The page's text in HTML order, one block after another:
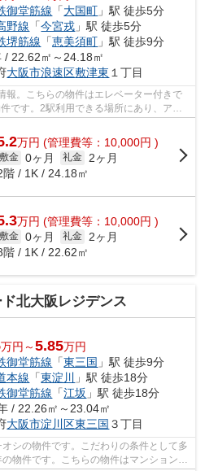
御堂筋線 「大国町 」駅 徒歩5分
野線 「今宮戎 」駅 徒歩5分
堺筋線 「恵美須町 」駅 徒歩9分
/ 22.62㎡～24.18㎡
大阪市浪速区敷津東 １丁目
報。こちらの物件はエレベーター付きで
です。2駅利用できる場所にあり、アク
万円 (管理費等：10,000円 )
敷金 0ヶ月 礼金
2ヶ月
階 / 1K / 24.18㎡
万円 (管理費等：10,000円 )
敷金 0ヶ月 礼金
2ヶ月
階 / 1K / 22.62㎡
北大阪レジデンス
万円～5.85万円
御堂筋線 「東三国 」駅 徒歩9分
本線 「東淀川
」駅 徒歩18分
御堂筋線 「江坂 」駅 徒歩18分
/ 22.26㎡～23.04㎡
大阪市淀川区東三国 ３丁目
シの物件です。こだわりの条件として多
物件です。こちらの物件はマンションで